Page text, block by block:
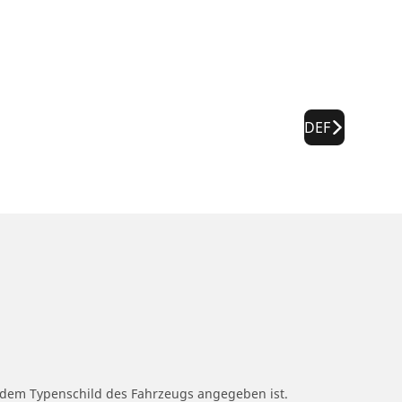
DEF
Typenschild des Fahrzeugs angegeben ist.